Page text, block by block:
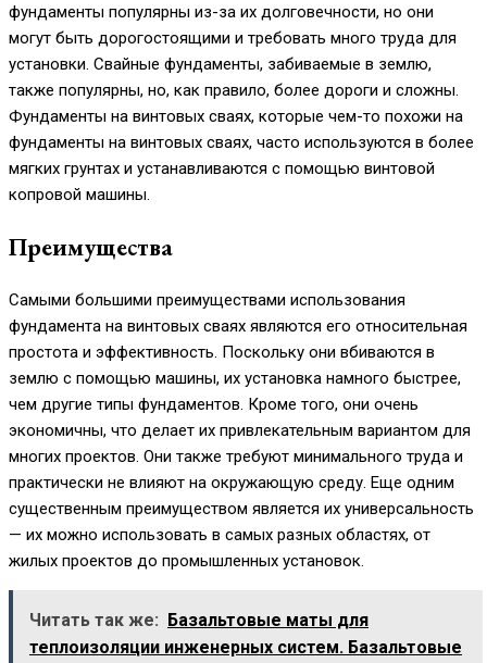
фундаменты популярны из-за их долговечности, но они
могут быть дорогостоящими и требовать много труда для
установки. Свайные фундаменты, забиваемые в землю,
также популярны, но, как правило, более дороги и сложны.
Фундаменты на винтовых сваях, которые чем-то похожи на
фундаменты на винтовых сваях, часто используются в более
мягких грунтах и устанавливаются с помощью винтовой
копровой машины.
Преимущества
Самыми большими преимуществами использования
фундамента на винтовых сваях являются его относительная
простота и эффективность. Поскольку они вбиваются в
землю с помощью машины, их установка намного быстрее,
чем другие типы фундаментов. Кроме того, они очень
экономичны, что делает их привлекательным вариантом для
многих проектов. Они также требуют минимального труда и
практически не влияют на окружающую среду. Еще одним
существенным преимуществом является их универсальность
— их можно использовать в самых разных областях, от
жилых проектов до промышленных установок.
Читать так же: Базальтовые маты для
теплоизоляции инженерных систем. Базальтовые